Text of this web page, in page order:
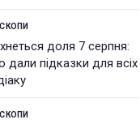
доля 7 серпня:
дали підказки для всіх